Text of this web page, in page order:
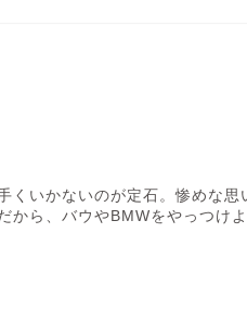
くいかないのが定石。惨めな思
から、バウやBMWをやっつけ